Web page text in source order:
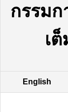
กรรม
เ
English